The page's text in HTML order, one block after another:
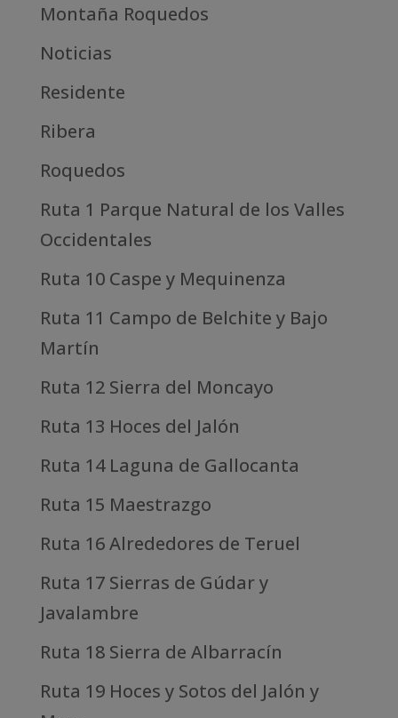
Montaña Roquedos
Noticias
Residente
Ribera
Roquedos
Ruta 1 Parque Natural de los Valles
Occidentales
Ruta 10 Caspe y Mequinenza
Ruta 11 Campo de Belchite y Bajo
Martín
Ruta 12 Sierra del Moncayo
Ruta 13 Hoces del Jalón
Ruta 14 Laguna de Gallocanta
Ruta 15 Maestrazgo
Ruta 16 Alrededores de Teruel
Ruta 17 Sierras de Gúdar y
Javalambre
Ruta 18 Sierra de Albarracín
Ruta 19 Hoces y Sotos del Jalón y